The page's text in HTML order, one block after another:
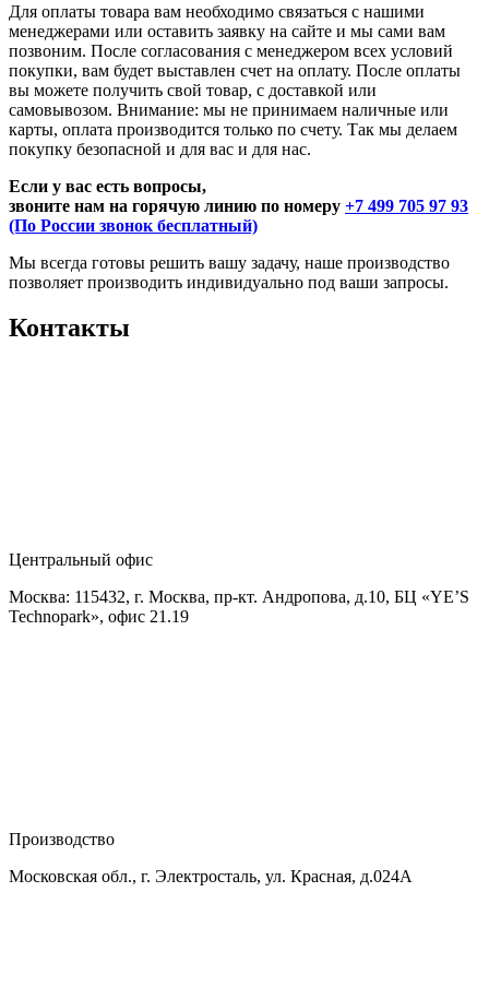
Для оплаты товара вам необходимо связаться с нашими
менеджерами или оставить заявку на сайте и мы сами вам
позвоним. После согласования с менеджером всех условий
покупки, вам будет выставлен счет на оплату. После оплаты
вы можете получить свой товар, с доставкой или
самовывозом. Внимание: мы не принимаем наличные или
карты, оплата производится только по счету. Так мы делаем
покупку безопасной и для вас и для нас.
Если у вас есть вопросы,
звоните нам на горячую линию по номеру +7 499 705 97 93
(По России звонок бесплатный)
Мы всегда готовы решить вашу задачу, наше производство
позволяет производить индивидуально под ваши запросы.
Контакты
Центральный офис
Москва: 115432, г. Москва, пр-кт. Андропова, д.10, БЦ «YE’S
Technopark», офис 21.19
Производство
Московская обл., г. Электросталь, ул. Красная, д.024А